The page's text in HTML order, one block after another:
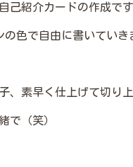
己紹介カードの作成です
の色で自由に書いてい
、素早く仕上げて切り
で（笑）